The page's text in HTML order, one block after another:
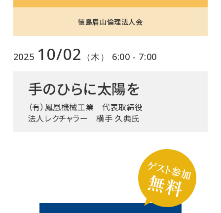
徳島眉山倫理法人会
2025 10/02 （木） 6:00 - 7:00
手のひらに太陽を
（有）鳳凰機械工業 代表取締役
法人レクチャラー 横手 久典氏